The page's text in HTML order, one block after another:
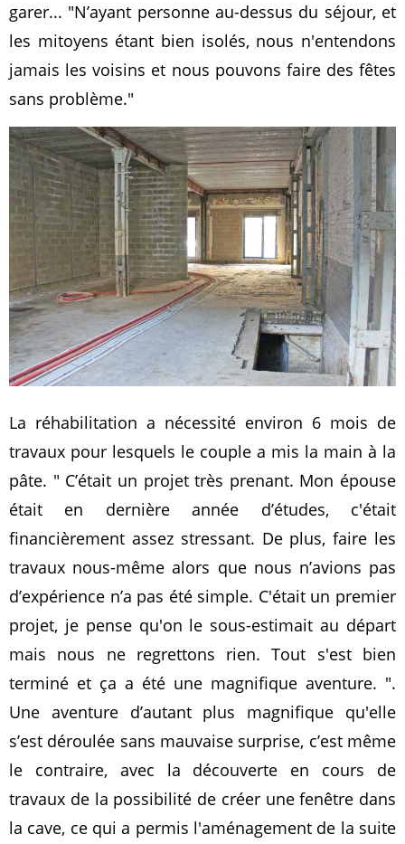
garer...
N’ayant personne au-dessus du séjour, et
les mitoyens étant bien isolés, nous n'entendons
jamais les voisins et nous pouvons faire des fêtes
sans problème.
La réhabilitation a nécessité environ 6 mois de
travaux pour lesquels le couple a mis la main à la
pâte.
C’était un projet très prenant. Mon épouse
était en dernière année d’études, c'était
financièrement assez stressant. De plus, faire les
travaux nous-même alors que nous n’avions pas
d’expérience n’a pas été simple. C'était un premier
projet, je pense qu'on le sous-estimait au départ
mais nous ne regrettons rien. Tout s'est bien
terminé et ça a été une magnifique aventure.
.
Une aventure d’autant plus magnifique qu'elle
s’est déroulée sans mauvaise surprise, c’est même
le contraire, avec la découverte en cours de
travaux de la possibilité de créer une fenêtre dans
la cave, ce qui a permis l'aménagement de la suite